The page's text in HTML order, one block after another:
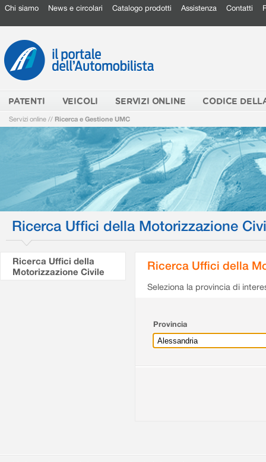
Chi siamo News e circolari Catalogo prodotti Assistenza Contatti
PATENTI VEICOLI SERVIZI ONLINE CODICE
Servizi online // Ricerca e Gestione UMC
Ricerca Uffici della Motorizzazione
Ricerca Uffici della
Motorizzazione Civile
Ricerca Uffici della
Seleziona la provincia di
Provincia